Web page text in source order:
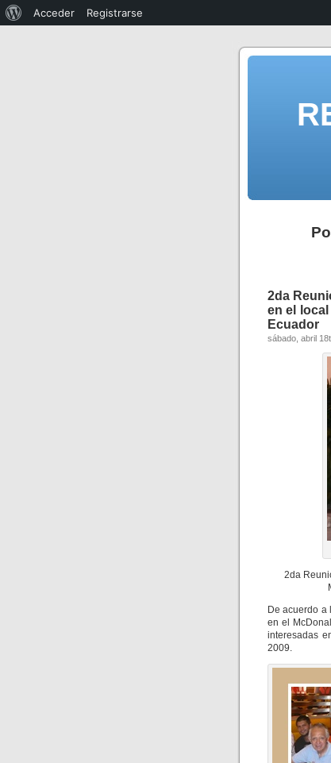
2da
en el local
Ecuador
sábado, abril
2da
De acuerdo
en el
interesadas
2009.
Acceder Registrarse